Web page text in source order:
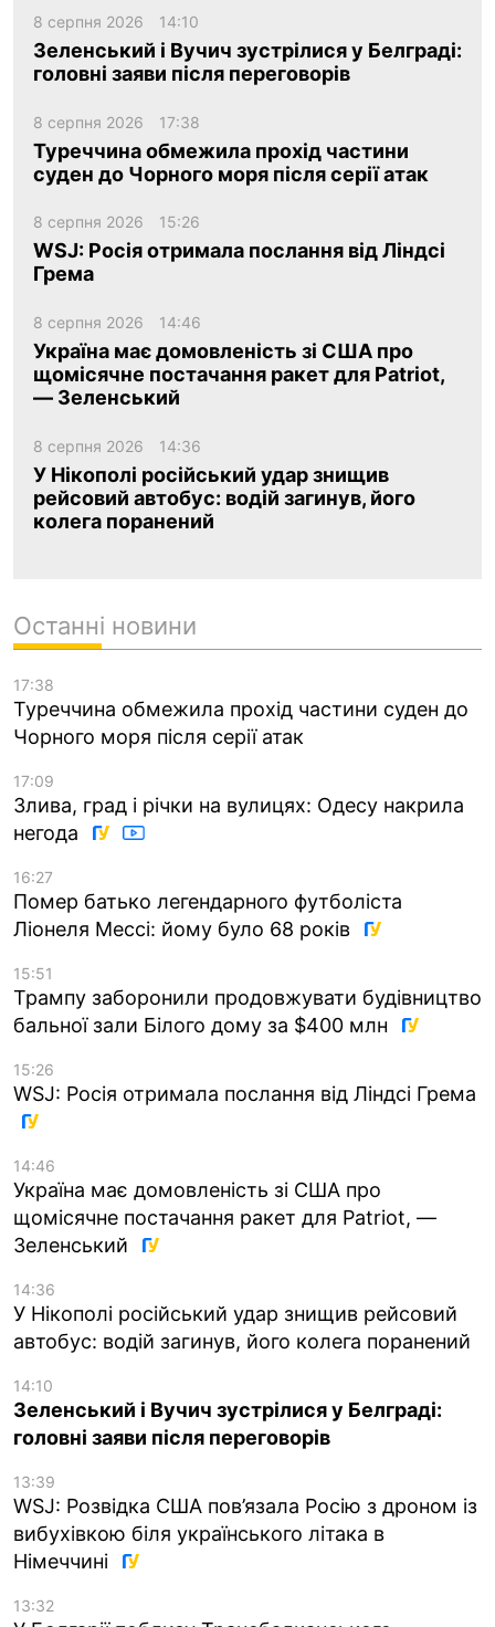
8 серпня 2026 14:10
Зеленський і Вучич зустрілися у Белграді:
головні заяви після переговорів
8 серпня 2026 17:38
Туреччина обмежила прохід частини
суден до Чорного моря після серії атак
8 серпня 2026 15:26
WSJ: Росія отримала послання від Ліндсі
Грема
8 серпня 2026 14:46
Україна має домовленість зі США про
щомісячне постачання ракет для Patriot,
— Зеленський
8 серпня 2026 14:36
У Нікополі російський удар знищив
рейсовий автобус: водій загинув, його
колега поранений
Останні новини
17:38
Туреччина обмежила прохід частини суден до
Чорного моря після серії атак
17:09
Злива, град і річки на вулицях: Одесу накрила
негода
16:27
Помер батько легендарного футболіста
Ліонеля Мессі: йому було 68 років
15:51
Трампу заборонили продовжувати будівництво
бальної зали Білого дому за $400 млн
15:26
WSJ: Росія отримала послання від Ліндсі Грема
14:46
Україна має домовленість зі США про
щомісячне постачання ракет для Patriot, —
Зеленський
14:36
У Нікополі російський удар знищив рейсовий
автобус: водій загинув, його колега поранений
14:10
Зеленський і Вучич зустрілися у Белграді:
головні заяви після переговорів
13:39
WSJ: Розвідка США пов’язала Росію з дроном із
вибухівкою біля українського літака в
Німеччині
13:32